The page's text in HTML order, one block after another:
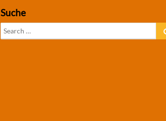
Suche
Search
for: